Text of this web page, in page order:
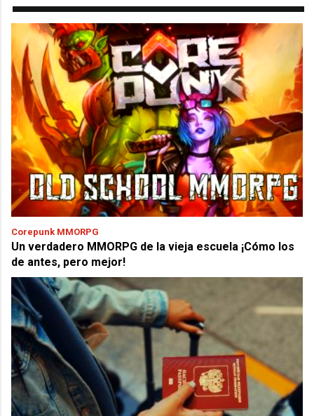
Corepunk MMORPG
Un verdadero MMORPG de la vieja escuela ¡Cómo los
de antes, pero mejor!